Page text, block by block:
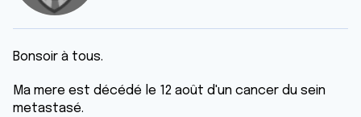
Bonsoir à tous.
Ma mere est décédé le 12 août d'un cancer du sein
metastasé.